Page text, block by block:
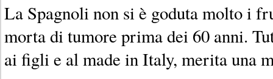
La Spagnoli non si è goduta molto i
morta di tumore prima dei 60 anni.
ai figli e al made in Italy, merita una